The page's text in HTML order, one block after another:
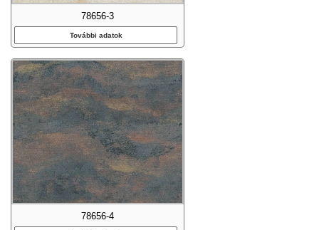
78656-3
További adatok
78656-4